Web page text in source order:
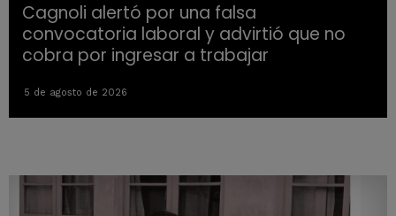
Cagnoli alertó por una falsa
convocatoria laboral y advirtió que no
cobra por ingresar a trabajar
5 de agosto de 2026